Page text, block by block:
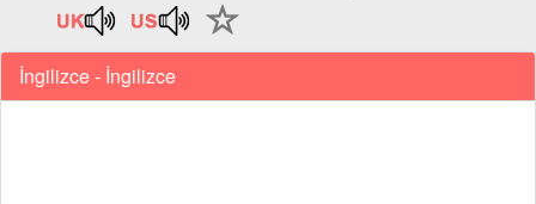
İngilizce - İngilizce